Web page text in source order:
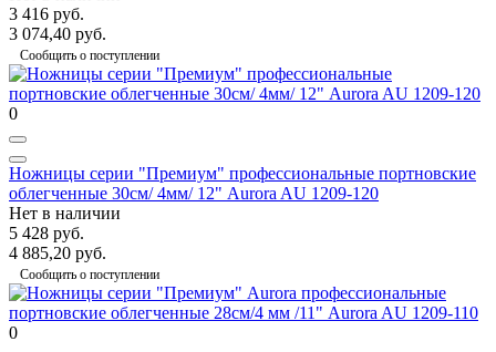
3 416 руб.
3 074,40 руб.
Сообщить о поступлении
0
Ножницы серии "Премиум" профессиональные портновские
облегченные 30см/ 4мм/ 12" Aurora AU 1209-120
Нет в наличии
5 428 руб.
4 885,20 руб.
Сообщить о поступлении
0